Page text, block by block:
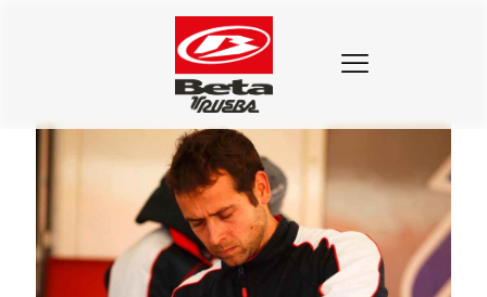
Etiquetas Autores Mostrar todo